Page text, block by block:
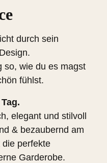
durch sein
so, wie du es magst
fühlst.
elegant und stilvoll
& bezaubernd am
perfekte
Garderobe.